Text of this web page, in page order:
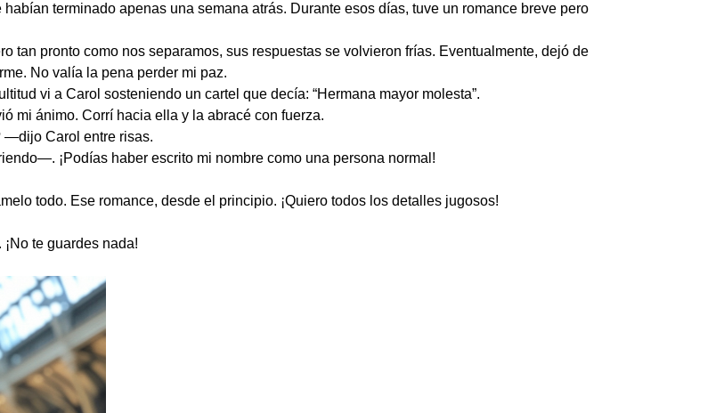
terminado apenas una semana atrás. Durante esos días, tuve un romance breve pero
tan pronto como nos separamos, sus respuestas se volvieron frías. Eventualmente, dejó de
No valía la pena perder mi paz.
vi a Carol sosteniendo un cartel que decía: “Hermana mayor molesta”.
mi ánimo. Corrí hacia ella y la abracé con fuerza.
—dijo Carol entre risas.
¡Podías haber escrito mi nombre como una persona normal!
todo. Ese romance, desde el principio. ¡Quiero todos los detalles jugosos!
te guardes nada!